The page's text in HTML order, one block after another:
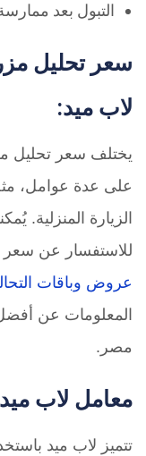
التبول بعد
سعر تحليل
لاب ميد:
يختلف سعر تحليل
على عدة عوامل،
الزيارة المنزلية.
للاستفسار عن سعر
عروض وباقات
المعلومات عن
مصر.
معامل لاب
تتميز لاب ميد